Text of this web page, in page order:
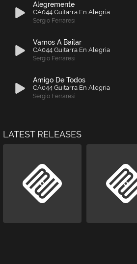
Alegremente
CA044 Guitarra En Alegria
Sergio Ferraresi
Vamos A Bailar
CA044 Guitarra En Alegria
Sergio Ferraresi
Amigo De Todos
CA044 Guitarra En Alegria
Sergio Ferraresi
LATEST RELEASES